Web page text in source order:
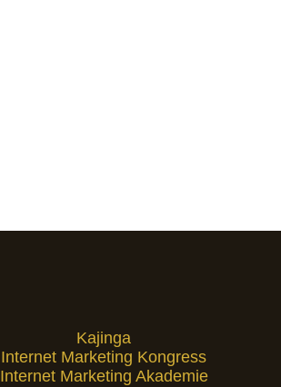
Kajinga
Internet Marketing Kongress
Internet Marketing Akademie